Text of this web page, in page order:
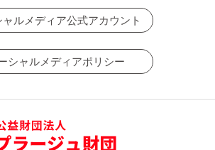
ャルメディア公式アカウント
シャルメディアポリシー